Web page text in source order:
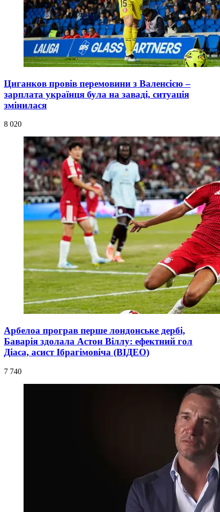
Циганков провів перемовини з Валенсією –
зарплата українця була на заваді, ситуація
змінилася
8 020
Арбелоа програв перше лондонське дербі,
Баварія здолала Астон Віллу: ефектний гол
Діаса, асист Ібрагімовіча (ВІДЕО)
7 740